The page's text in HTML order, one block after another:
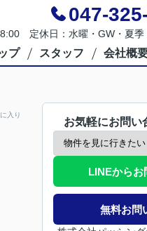
047-
定休日：水曜・GW・夏季
プ スタッフ 会社概
入り
お気軽にお問い
LINEからお
無料お問